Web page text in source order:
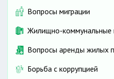
Вопросы миграции
Жилищно-коммунальные
Вопросы аренды жилых
Борьба с коррупцией